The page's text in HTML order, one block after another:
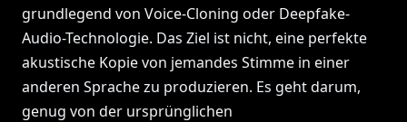
grundlegend von Voice-Cloning oder Deepfake-
Audio-Technologie. Das Ziel ist nicht, eine perfekte
akustische Kopie von jemandes Stimme in einer
anderen Sprache zu produzieren. Es geht darum,
genug von der ursprünglichen